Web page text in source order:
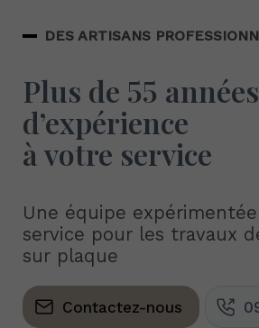
DES ARTISANS
Plus de 55 années
d’expérience
à votre service
Une équipe
service pour les travaux
sur plaque
Contactez-nous